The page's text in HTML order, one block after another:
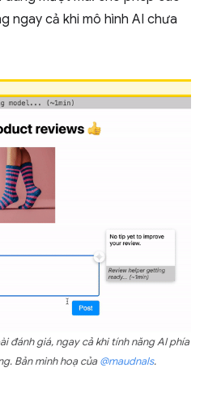
ngay cả khi mô hình AI chưa
đánh giá, ngay cả khi tính năng AI phía
Bản minh hoạ của@maudnals.